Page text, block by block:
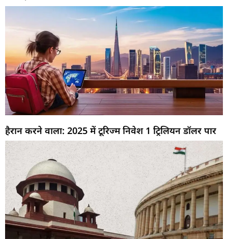
हैरान करने वाला: 2025 में टूरिज्म निवेश 1 ट्रिलियन डॉलर पार